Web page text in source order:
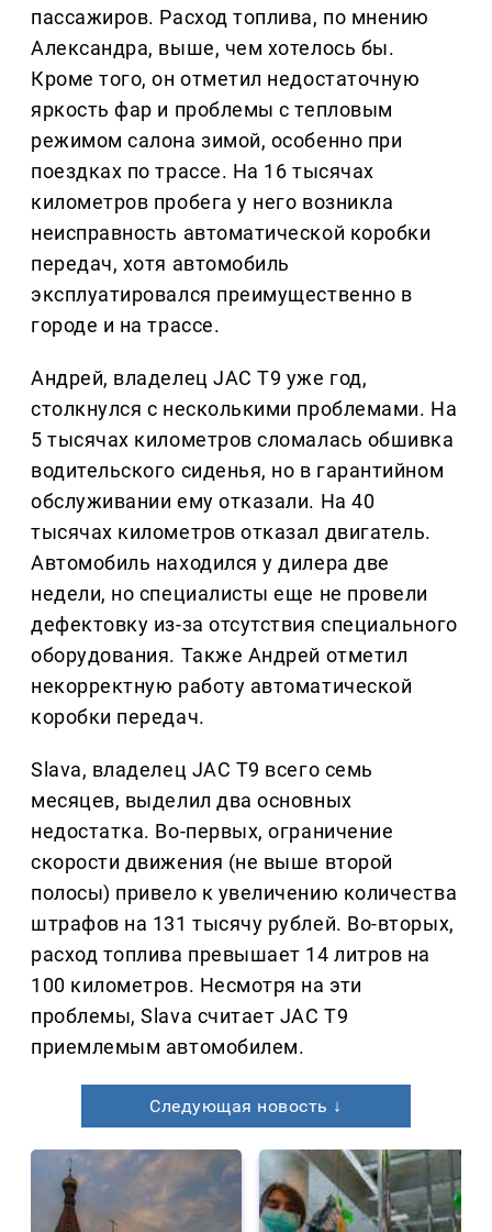
пассажиров. Расход топлива, по мнению
Александра, выше, чем хотелось бы.
Кроме того, он отметил недостаточную
яркость фар и проблемы с тепловым
режимом салона зимой, особенно при
поездках по трассе. На 16 тысячах
километров пробега у него возникла
неисправность автоматической коробки
передач, хотя автомобиль
эксплуатировался преимущественно в
городе и на трассе.
Андрей, владелец JAC T9 уже год,
столкнулся с несколькими проблемами. На
5 тысячах километров сломалась обшивка
водительского сиденья, но в гарантийном
обслуживании ему отказали. На 40
тысячах километров отказал двигатель.
Автомобиль находился у дилера две
недели, но специалисты еще не провели
дефектовку из-за отсутствия специального
оборудования. Также Андрей отметил
некорректную работу автоматической
коробки передач.
Slava, владелец JAC T9 всего семь
месяцев, выделил два основных
недостатка. Во-первых, ограничение
скорости движения (не выше второй
полосы) привело к увеличению количества
штрафов на 131 тысячу рублей. Во-вторых,
расход топлива превышает 14 литров на
100 километров. Несмотря на эти
проблемы, Slava считает JAC T9
приемлемым автомобилем.
Следующая новость ↓